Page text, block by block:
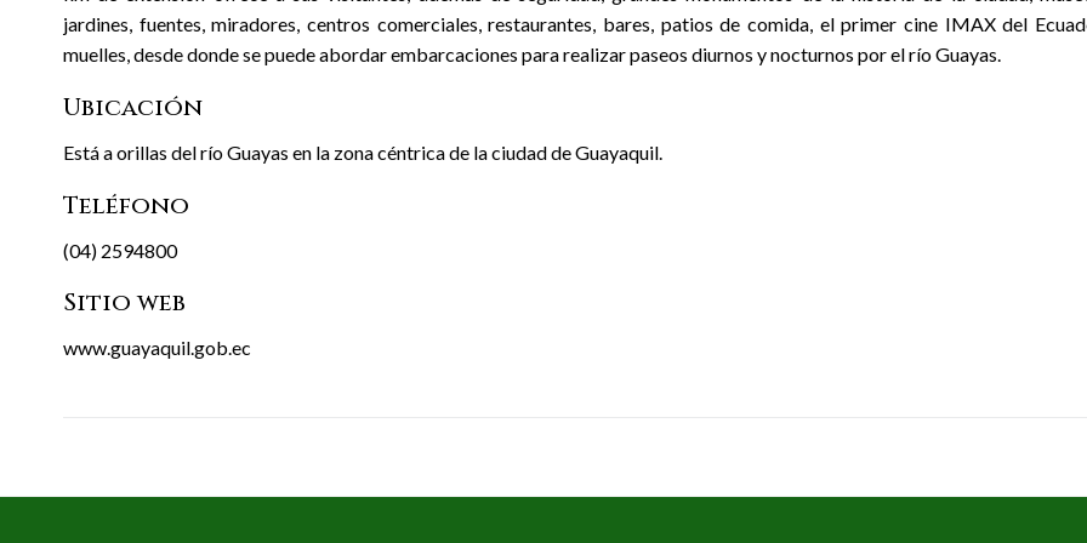
jardines, fuentes, miradores, centros comerciales, restaurantes, bares, patios de comida, el primer cine IMAX del
muelles, desde donde se puede abordar embarcaciones para realizar paseos diurnos y nocturnos por el río Guayas.
Ubicación
Está a orillas del río Guayas en la zona céntrica de la ciudad de Guayaquil.
Teléfono
(04) 2594800
Sitio web
www.guayaquil.gob.ec